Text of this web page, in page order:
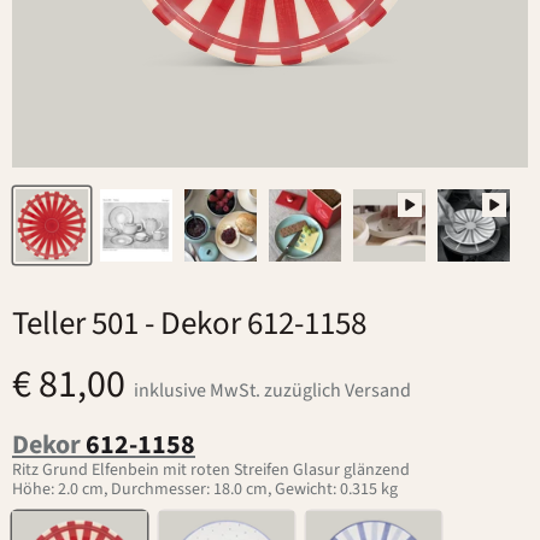
Teller 501- Dekor 612-1158
€ 81,00 inklusive MwSt. zuzüglich Versand
Dekor612-1158
Ritz Grund Elfenbein mit roten Streifen Glasur glänzend
Höhe: 2.0 cm, Durchmesser: 18.0 cm, Gewicht: 0.315 kg